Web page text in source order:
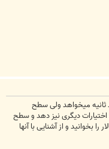
ثانیه میخواهد ولی سطح
اختیارات دیگری نیز دهد و سطح
را بخوانید و از آشنایی با آنها